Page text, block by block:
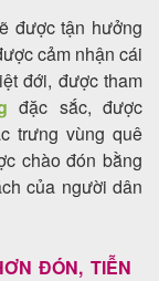
được tận hưởng
cảm nhận cái
đới, được tham
đặc sắc, được
trưng vùng quê
chào đón bằng
của người dân
ĐÓN, TIỄN